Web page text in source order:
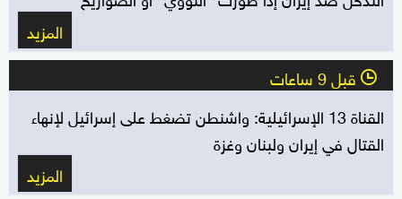
المزيد
l قبل 9 ساعات
القناة 13 الإسرائيلية: واشنطن تضغط على إسرائيل لإنهاء
القتال في إيران ولبنان وغزة
المزيد